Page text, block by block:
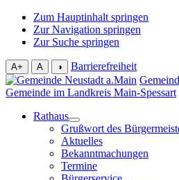
Zum Hauptinhalt springen
Zur Navigation springen
Zur Suche springen
A+ A ◑
Barrierefreiheit
Gemeinde im Landkreis Main-Spessart
Rathaus
Grußwort des
Aktuelles
Bekanntmachungen
Termine